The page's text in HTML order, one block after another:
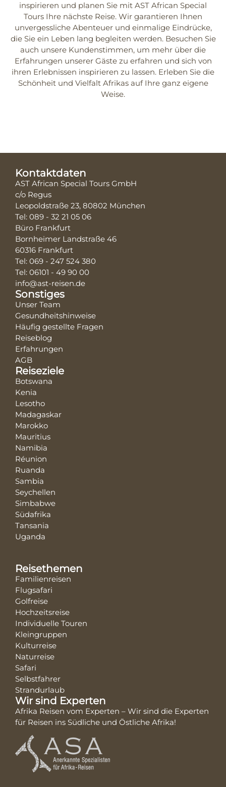
inspirieren und planen Sie mit AST African Special
Tours Ihre nächste Reise. Wir garantieren Ihnen
unvergessliche Abenteuer und einmalige Eindrücke,
die Sie ein Leben lang begleiten werden. Besuchen Sie
auch unsere Kundenstimmen, um mehr über die
Erfahrungen unserer Gäste zu erfahren und sich von
ihren Erlebnissen inspirieren zu lassen. Erleben Sie die
Schönheit und Vielfalt Afrikas auf Ihre ganz eigene
Weise.
Kontaktdaten
AST African Special Tours GmbH
c/o Regus
Leopoldstraße 23, 80802 München
Tel: 089 - 32 21 05 06
Büro Frankfurt
Bornheimer Landstraße 46
60316 Frankfurt
Tel: 069 - 247 524 380
Tel: 06101 - 49 90 00
info@ast-reisen.de
Sonstiges
Unser Team
Gesundheitshinweise
Häufig gestellte Fragen
Reiseblog
Erfahrungen
AGB
Reiseziele
Botswana
Kenia
Lesotho
Madagaskar
Marokko
Mauritius
Namibia
Réunion
Ruanda
Sambia
Seychellen
Simbabwe
Südafrika
Tansania
Uganda
Reisethemen
Familienreisen
Flugsafari
Golfreise
Hochzeitsreise
Individuelle Touren
Kleingruppen
Kulturreise
Naturreise
Safari
Selbstfahrer
Strandurlaub
Wir sind Experten
Afrika Reisen vom Experten – Wir sind die Experten
für Reisen ins Südliche und Östliche Afrika!